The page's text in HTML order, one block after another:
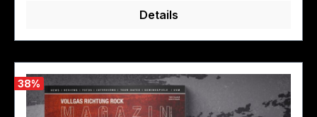
Details
38%